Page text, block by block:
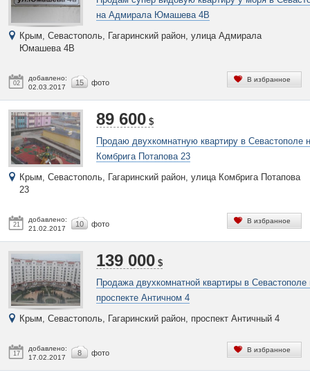
02
добавлено:
02.03.2017
15 фото
на Адмирала Юмашева 4В
Крым, Севастополь, Гагаринский район, улица Адмирала
Юмашева 4В
В избранное
21
добавлено:
21.02.2017
10 фото
89 600 $
Продаю двухкомнатную квартиру в Севастополе
Комбрига Потапова 23
Крым, Севастополь, Гагаринский район, улица Комбрига Потапова
23
В избранное
17
добавлено:
17.02.2017
8 фото
139 000 $
Продажа двухкомнатной квартиры в Севастополе
проспекте Античном 4
Крым, Севастополь, Гагаринский район, проспект Античный 4
В избранное